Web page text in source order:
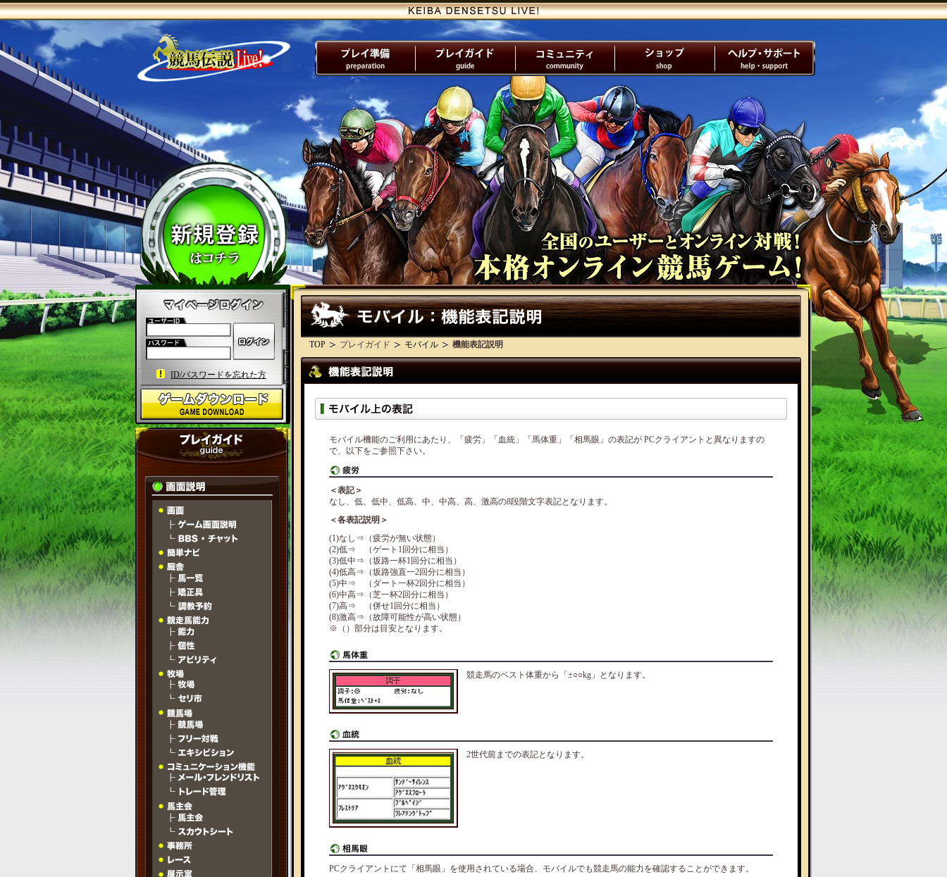
TOP プレイガイド モバイル 機能表記説明
モバイル機能のご利用にあたり、「疲労」「血統」「馬体重」「相馬眼」の表記が PCクライアントと異なりますの
で、以下をご参照下さい。
＜表記＞
なし、低、低中、低高、中、中高、高、激高の8段階文字表記となります。
＜各表記説明＞
(1)なし⇒（疲労が無い状態）
(2)低⇒ （ゲート1回分に相当）
(3)低中⇒（坂路一杯1回分に相当）
(4)低高⇒（坂路強直一2回分に相当）
(5)中⇒ （ダート一杯2回分に相当）
(6)中高⇒（芝一杯2回分に相当）
(7)高⇒ （併せ1回分に相当）
(8)激高⇒（故障可能性が高い状態）
※（）部分は目安となります。
競走馬のベスト体重から「±○○kg」となります。
2世代前までの表記となります。
PCクライアントにて「相馬眼」を使用されている場合、モバイルでも競走馬の能力を確認することができます。
ID/パスワードを忘れた方